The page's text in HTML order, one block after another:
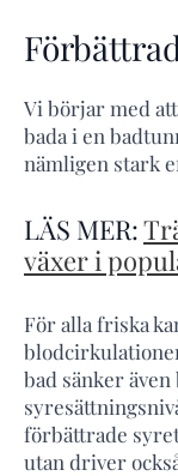
Vi börjar med
bada i en
nämligen stark
LÄS MER:
växer i
För alla friska
bad sänker
förbättrade
utan driver